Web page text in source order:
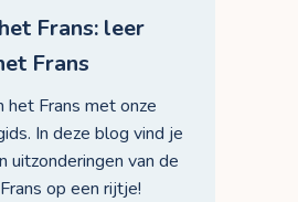
Frans: leer
Frans
het Frans met onze
In deze blog vind je
uitzonderingen van de
op een rijtje!